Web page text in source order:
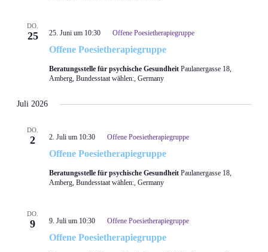
DO.
25
Offene Poesietherapiegruppe
25. Juni um 10:30 Offene Poesietherapiegruppe
Beratungsstelle für psychische Gesundheit Paulanergasse 18,
Amberg, Bundesstaat wählen:, Germany
Juli 2026
DO.
2
Offene Poesietherapiegruppe
2. Juli um 10:30 Offene Poesietherapiegruppe
Beratungsstelle für psychische Gesundheit Paulanergasse 18,
Amberg, Bundesstaat wählen:, Germany
DO.
9
Offene Poesietherapiegruppe
9. Juli um 10:30 Offene Poesietherapiegruppe